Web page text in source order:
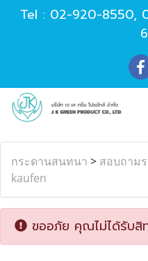
Tel : 02-920-8550,
กระดานสนทนา > สอบถามร
kaufen
ขออภัย คุณไม่ได้รับสิ